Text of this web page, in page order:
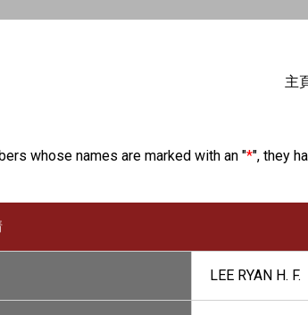
主
whose names are marked with an "*", they
LEE RYAN H. F.